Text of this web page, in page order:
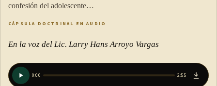
confesión del adolescente…
CÁPSULA DOCTRINAL EN AUDIO
En la voz del Lic. Larry Hans Arroyo Vargas
0:00 2:55